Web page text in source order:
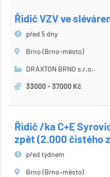
Řidič VZV ve
před 5 dny
Brno (Brno-město)
DRAXTON BRNO s.r.o.
33000 - 37000 Kč
Řidič /ka C+E
zpět (2.000 čistého
před týdnem
Brno (Brno-město)